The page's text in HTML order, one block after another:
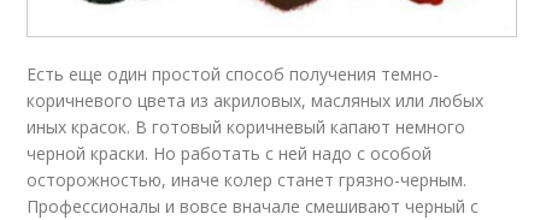
Есть еще один простой способ получения темно-
коричневого цвета из акриловых, масляных или любых
иных красок. В готовый коричневый капают немного
черной краски. Но работать с ней надо с особой
осторожностью, иначе колер станет грязно-черным.
Профессионалы и вовсе вначале смешивают черный с